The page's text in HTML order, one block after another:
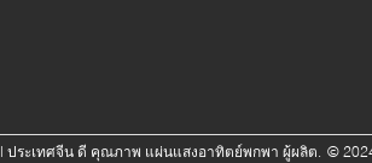
| ประเทศจีน ดี คุณภาพ แผ่นแสงอาทิตย์พกพา ผู้ผลิต. ©